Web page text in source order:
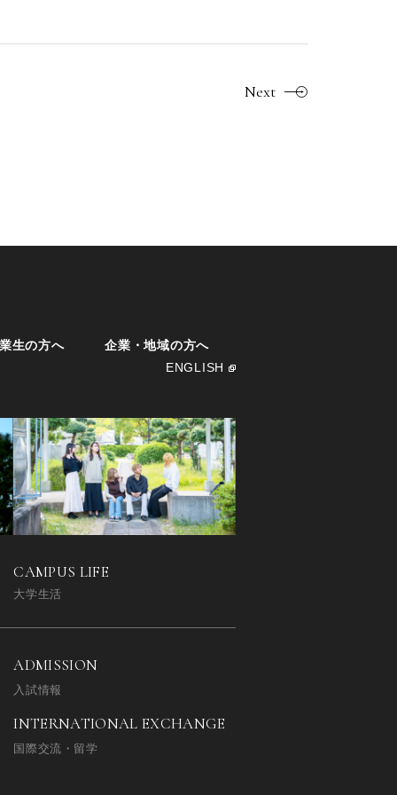
Next
生の方へ
企業・地域の方へ
ENGLISH
CAMPUS LIFE
大学生活
ADMISSION
入試情報
INTERNATIONAL EXCHANGE
国際交流・留学